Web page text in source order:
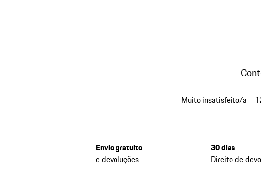
Muito insatisfeito/a 1
Envio gratuito
e devoluções
30 dias
Direito de